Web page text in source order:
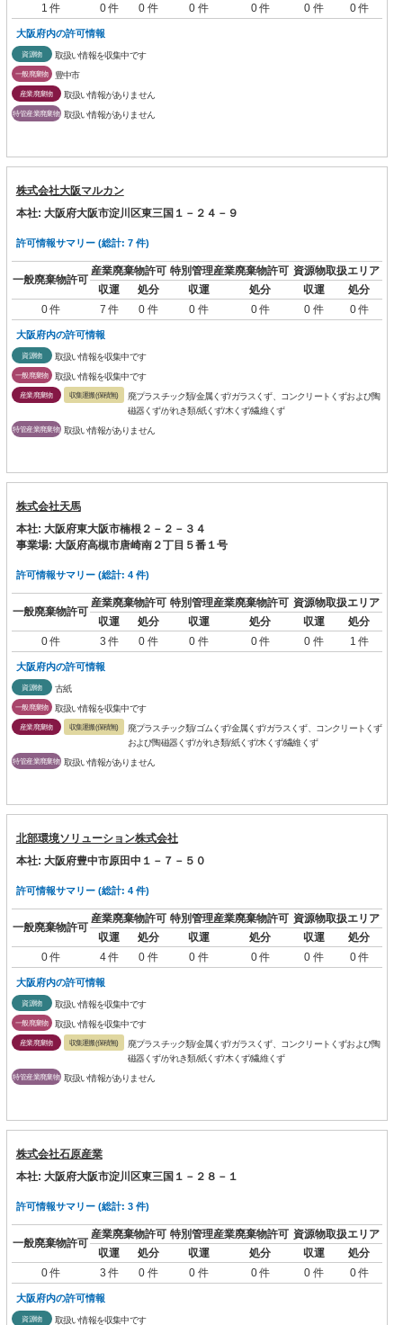
1 件
0 件 0 件 0 件 0 件 0 件 0 件
大阪府内の許可情報
資源物 取扱い情報を収集中です
一般廃棄物 豊中市
産業廃棄物 取扱い情報がありません
特管産業廃棄物 取扱い情報がありません
株式会社大阪マルカン
本社: 大阪府大阪市淀川区東三国１－２４－９
許可情報サマリー (総計: 7 件)
一般廃棄物許可
産業廃棄物許可 特別管理産業廃棄物許可 資源物取扱エリア
収運
処分 収運 処分 収運
処分
0 件
7 件 0 件 0 件 0 件 0 件 0 件
大阪府内の許可情報
資源物 取扱い情報を収集中です
一般廃棄物 取扱い情報を収集中です
産業廃棄物 収集運搬(保積無)
廃プラスチック類/金属くず/ガラスくず、コンクリートくずおよび陶
磁器くず/がれき類/紙くず/木くず/繊維くず
特管産業廃棄物 取扱い情報がありません
株式会社天馬
本社: 大阪府東大阪市楠根２－２－３４
事業場: 大阪府高槻市唐崎南２丁目５番１号
許可情報サマリー (総計: 4 件)
一般廃棄物許可
産業廃棄物許可 特別管理産業廃棄物許可 資源物取扱エリア
収運
処分 収運 処分 収運
処分
0 件
3 件 0 件 0 件 0 件 0 件 1 件
大阪府内の許可情報
資源物 古紙
一般廃棄物 取扱い情報を収集中です
産業廃棄物 収集運搬(保積無)
廃プラスチック類/ゴムくず/金属くず/ガラスくず、コンクリートくず
および陶磁器くず/がれき類/紙くず/木くず/繊維くず
特管産業廃棄物 取扱い情報がありません
北部環境ソリューション株式会社
本社: 大阪府豊中市原田中１－７－５０
許可情報サマリー (総計: 4 件)
一般廃棄物許可
産業廃棄物許可 特別管理産業廃棄物許可 資源物取扱エリア
収運
処分 収運 処分 収運
処分
0 件
4 件 0 件 0 件 0 件 0 件 0 件
大阪府内の許可情報
資源物 取扱い情報を収集中です
一般廃棄物 取扱い情報を収集中です
産業廃棄物 収集運搬(保積無)
廃プラスチック類/金属くず/ガラスくず、コンクリートくずおよび陶
磁器くず/がれき類/紙くず/木くず/繊維くず
特管産業廃棄物 取扱い情報がありません
株式会社石原産業
本社: 大阪府大阪市淀川区東三国１－２８－１
許可情報サマリー (総計: 3 件)
一般廃棄物許可
産業廃棄物許可 特別管理産業廃棄物許可 資源物取扱エリア
収運
処分 収運 処分 収運
処分
0 件
3 件 0 件 0 件 0 件 0 件 0 件
大阪府内の許可情報
資源物 取扱い情報を収集中です